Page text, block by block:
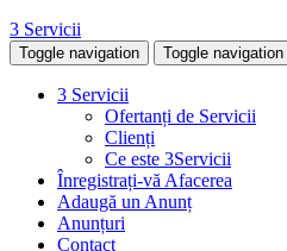
3 Servicii
Toggle navigation Toggle navigation
3 Servicii
Ofertanți de Servicii
Clienți
Ce este 3Servicii
Înregistrați-vă Afacerea
Adaugă un Anunț
Anunțuri
Contact